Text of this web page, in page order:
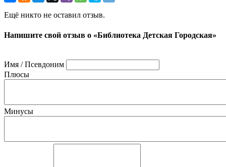
Ещё никто не оставил отзыв.
Напишите свой отзыв о «Библиотека Детская Городская»
Имя / Псевдоним
Плюсы
Минусы